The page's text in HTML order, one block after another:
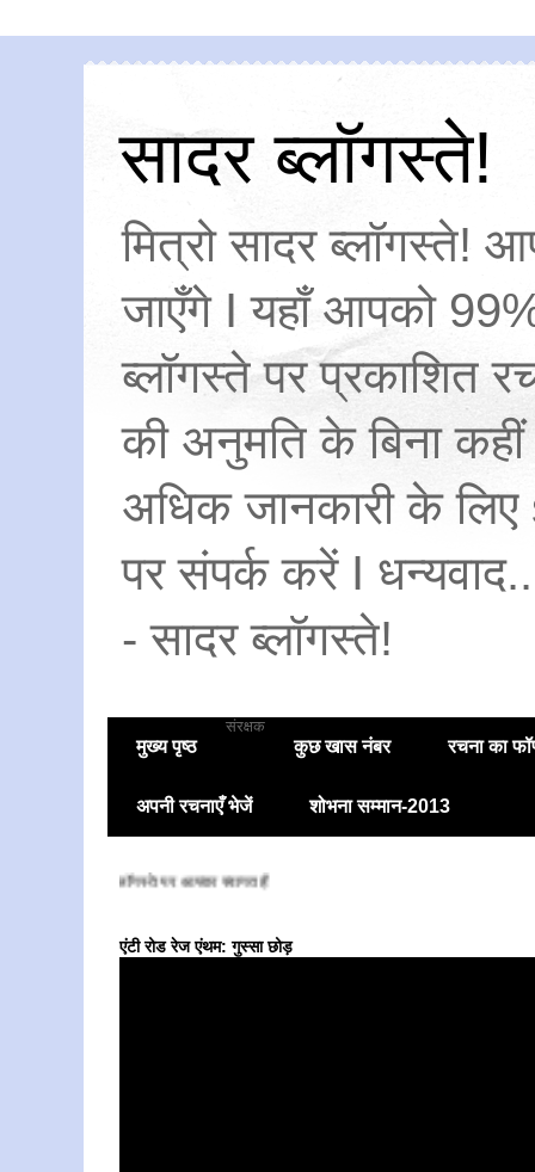
सादर ब्लॉगस्ते!
मित्रो सादर ब्लॉगस्ते!
जाएँगे I यहाँ आपको
ब्लॉगस्ते पर प्रकाशित
की अनुमति के बिना
अधिक जानकारी के लिए
पर संपर्क करें I
- सादर ब्लॉगस्ते!
मुख्य पृष्ठ
संरक्षक
कुछ खास नंबर रचना का
अपनी रचनाएँ भेजें शोभना सम्मान-2013
सादर ब्लॉगस्ते पर आपका स्वागत है
एंटी रोड रेज एंथम: गुस्सा छोड़